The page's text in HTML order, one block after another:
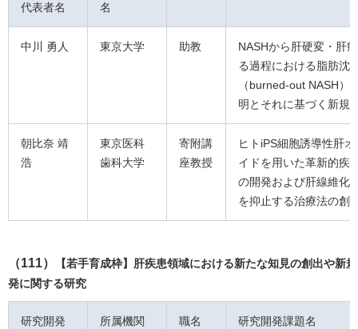
代表者名
名
中川 勇人 東京大学 助教
NASHから肝硬変・肝
る過程における脂肪沈
（burned-out NASH）
明とそれに基づく新規
朝比奈 靖
浩
東京医科
歯科大学
寄附講
座教授
ヒトiPS細胞誘導性肝
イドを用いた革新的疾
の開発および肝線維化
を抑止する治療法の創
（111）
【若手育成枠】肝疾患領域における新たな知見の創出や新
発に関する研究
研究開発
所属機関
職名 研究開発課題名